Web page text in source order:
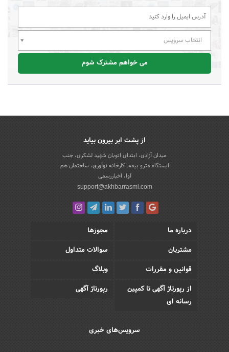
انتخاب سرویس
می خواهم مشترک شوم
از پشت ابر بیرون بیاید
میدان آزادی، ابتدای اتوبان شهید لشکری، جنب
ایستگاه مترو بیمه، کارخانه نوآوری، ساختمان هم
آوا، اخباررسمی
support@akhbarrasmi.com
درباره ما
مجوزها
مشتریان
سوالات متداول
قوانین و مقررات
وبلاگ
از رپورتاژ آگهی تا کمپین
رسانه ای
رپورتاژ آگهی
سرویس‌های خبری